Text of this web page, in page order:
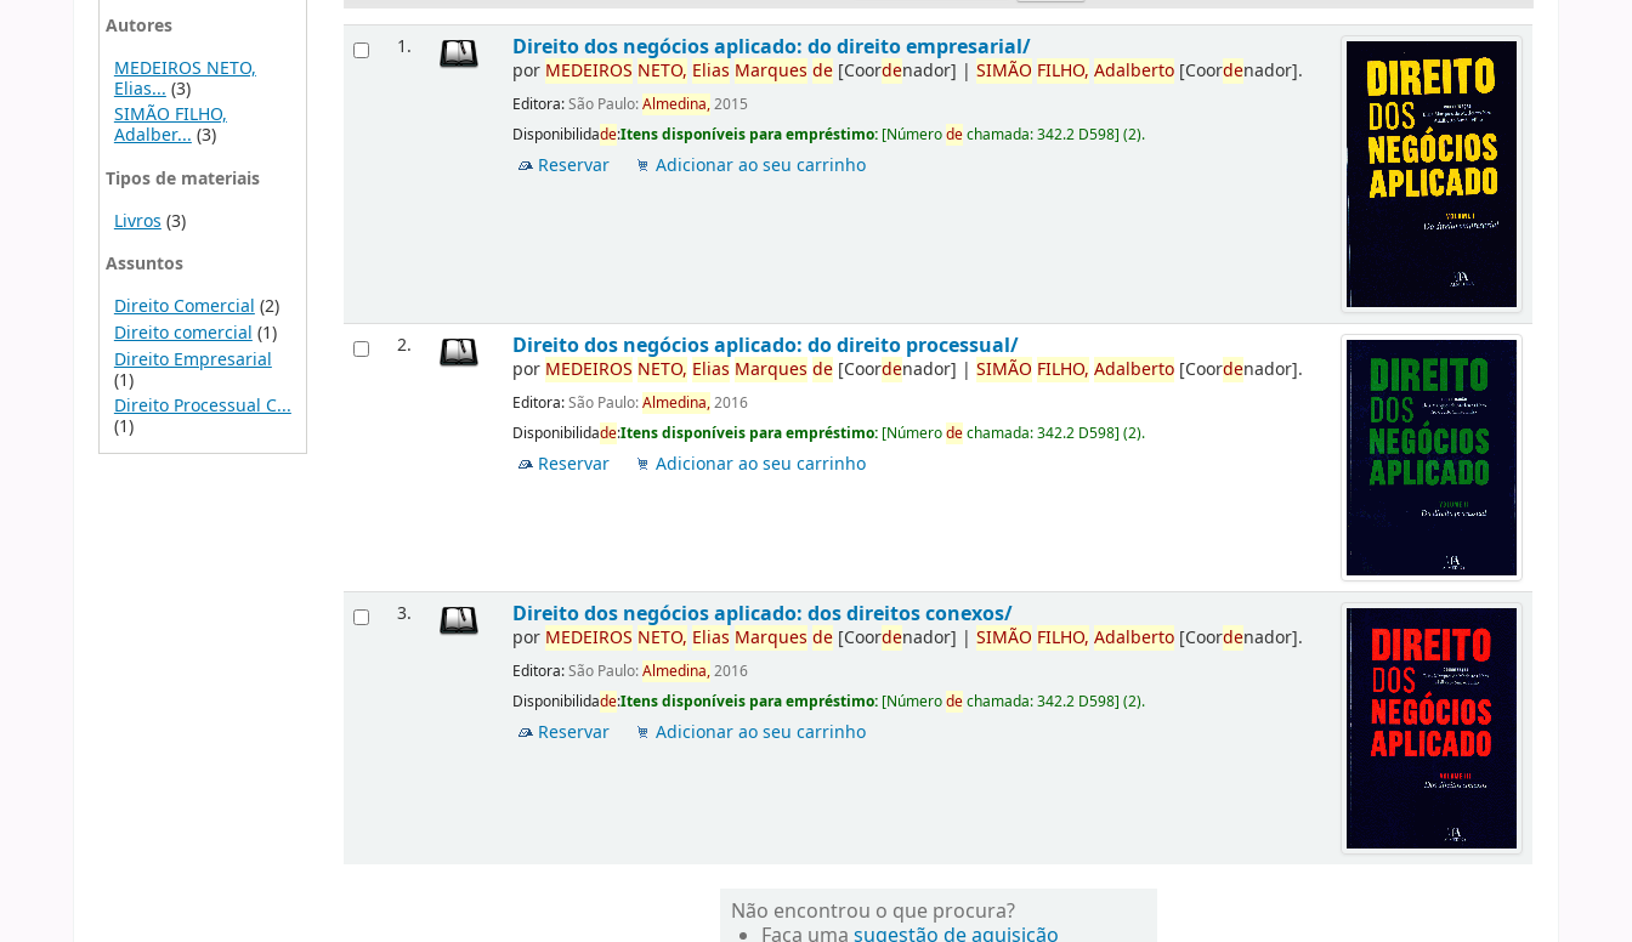
Autores
MEDEIROS NETO,
Elias... (3)
SIMÃO FILHO,
Adalber...(3)
Tipos de materiais
Livros (3)
Assuntos
Direito Comercial (2)
Direito comercial (1)
Direito Empresarial
(1)
Direito Processual C...
(1)
1. Direito dos negócios aplicado: do direito empresarial/
por MEDEIROS NETO, Elias Marques de [Coordenador] |SIMÃO FILHO, Adalberto [Coordenador].
Editora:São Paulo:Almedina,2015
Disponibilidade:Itens disponíveis para empréstimo: [Númerodechamada:342.2 D598](2).
Reservar Adicionar ao seu carrinho
2. Direito dos negócios aplicado: do direito processual/
por MEDEIROS NETO, Elias Marques de [Coordenador] |SIMÃO FILHO, Adalberto [Coordenador].
Editora:São Paulo:Almedina,2016
Disponibilidade:Itens disponíveis para empréstimo: [Númerodechamada:342.2 D598](2).
Reservar Adicionar ao seu carrinho
3. Direito dos negócios aplicado: dos direitos conexos/
por MEDEIROS NETO, Elias Marques de [Coordenador] |SIMÃO FILHO, Adalberto [Coordenador].
Editora:São Paulo:Almedina,2016
Disponibilidade:Itens disponíveis para empréstimo: [Númerodechamada:342.2 D598](2).
Reservar Adicionar ao seu carrinho
Não encontrou o que procura?